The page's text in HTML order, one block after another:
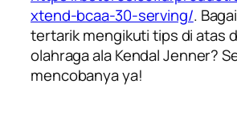
xtend-bcaa-30-serving/.
tertarik mengikuti tips di atas
olahraga ala Kendal Jenner?
mencobanya ya!